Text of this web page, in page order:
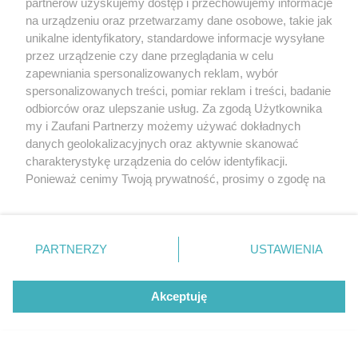
Uwaga! Komentarze niezwiązane z artykułem w tym dziale, a także
komentarze zawierające treści wulgarne mogą zostać usunięte.
Wysyłając powyższy komentarz akceptujesz Regulamin zamieszczania
opinii orazPolitykę prywatności. TCZ.PL Sp. z o.o. jest administratorem
twoich danych osobowych dla celów związanych z korzystaniem z serwisu.
Informacje o swoich prawach i podstawach prawnych dot. przetwarzania
danych osobowych znajdziesz w Polityce Prywatności.
Komentowane
partnerów uzyskujemy dostęp i przechowujemy informacje
na urządzeniu oraz przetwarzamy dane osobowe, takie jak
unikalne identyfikatory, standardowe informacje wysyłane
przez urządzenie czy dane przeglądania w celu
zapewniania spersonalizowanych reklam, wybór
spersonalizowanych treści, pomiar reklam i treści, badanie
odbiorców oraz ulepszanie usług. Za zgodą Użytkownika
my i Zaufani Partnerzy możemy używać dokładnych
danych geolokalizacyjnych oraz aktywnie skanować
charakterystykę urządzenia do celów identyfikacji.
Ponieważ cenimy Twoją prywatność, prosimy o zgodę na
znajdujący się w lewym dolnym rogu strony
. Niektóre
przetwarzaniu. Preferencje będą miały zastosowania tylko
PARTNERZY USTAWIENIA
Akceptuję